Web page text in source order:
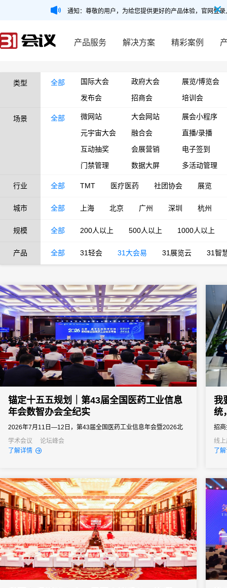
通知：尊敬的用户，为给您提供更好的产品体验，官网登
产品服务 解决方案 精彩案例
类型 全部 国际大会 政府大会
展览/博览会
发布会
招商会 培训会
场景 全部 微网站 大会网站
展会小程序
元宇宙大会
融合会
直播/录播
互动抽奖
会展营销
电子签到
门禁管理
数据大屏 多活动管理
行业 全部 TMT 医疗医药 社团协会 展览
城市 全部 上海 北京 广州 深圳 杭州
规模 全部 200人以上 500人以上 1000人以上
产品 全部 31轻会 31大会易 31展览云 31智
锚定十五五规划｜第43届全国医药工业信息
年会数智办会全纪实
2026年7月11日—12日，第43届全国医药工业信息年会暨2026北
京・昌平生命科学论坛落地北京昌平石油科技交流中心。大会由北
京市经信局、北京市药监局、昌平区政府等多部门联合主办，中国
学术会议
论坛峰会
了解详情
我
统
招
投
界
会
线
了